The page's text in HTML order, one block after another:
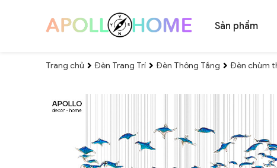
Sản phẩm
Trang chủ Đèn Trang Trí Đèn Thông Tầng Đèn chùm